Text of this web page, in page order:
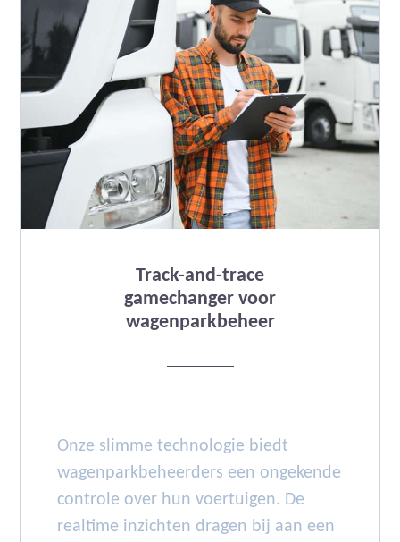
Track-and-trace
gamechanger voor
wagenparkbeheer
Onze slimme technologie biedt
wagenparkbeheerders een ongekende
controle over hun voertuigen. De
realtime inzichten dragen bij aan een